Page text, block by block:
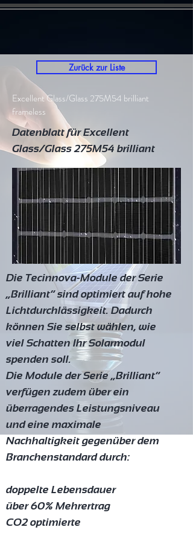
Zurück zur Liste
Excellent Glass/Glass 275M54 brilliant
frameless
Datenblatt für Excellent
Glass/Glass 275M54 brilliant
Die Tecinnova-Module der Serie
„Brilliant“ sind optimiert auf hohe
Lichtdurchlässigkeit. Dadurch
können Sie selbst wählen, wie
viel Schatten Ihr Solarmodul
spenden soll.
Die Module der Serie „Brilliant“
verfügen zudem über ein
überragendes Leistungsniveau
und eine maximale
Nachhaltigkeit gegenüber dem
Branchenstandard durch:
doppelte Lebensdauer
über 60% Mehrertrag
CO2 optimierte